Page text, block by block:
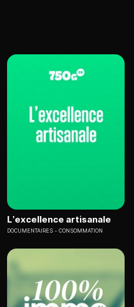
L’excellence artisanale
DOCUMENTAIRES CONSOMMATION